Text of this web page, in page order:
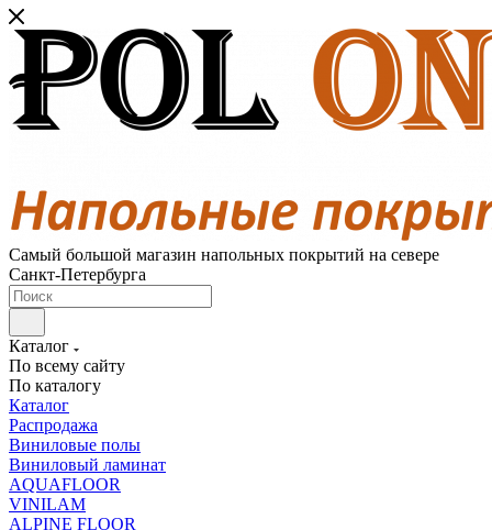
Самый большой магазин напольных покрытий на севере
Санкт-Петербурга
Каталог
По всему сайту
По каталогу
Каталог
Распродажа
Виниловые полы
Виниловый ламинат
AQUAFLOOR
VINILAM
ALPINE FLOOR